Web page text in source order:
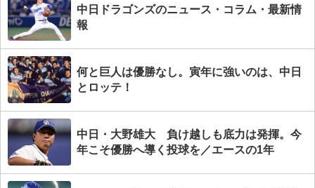
中日ドラゴンズのニュース・コラム・最新情
報
何と巨人は優勝なし。寅年に強いのは、中日
とロッテ！
中日・大野雄大 負け越しも底力は発揮。今
年こそ優勝へ導く投球を／エースの1年